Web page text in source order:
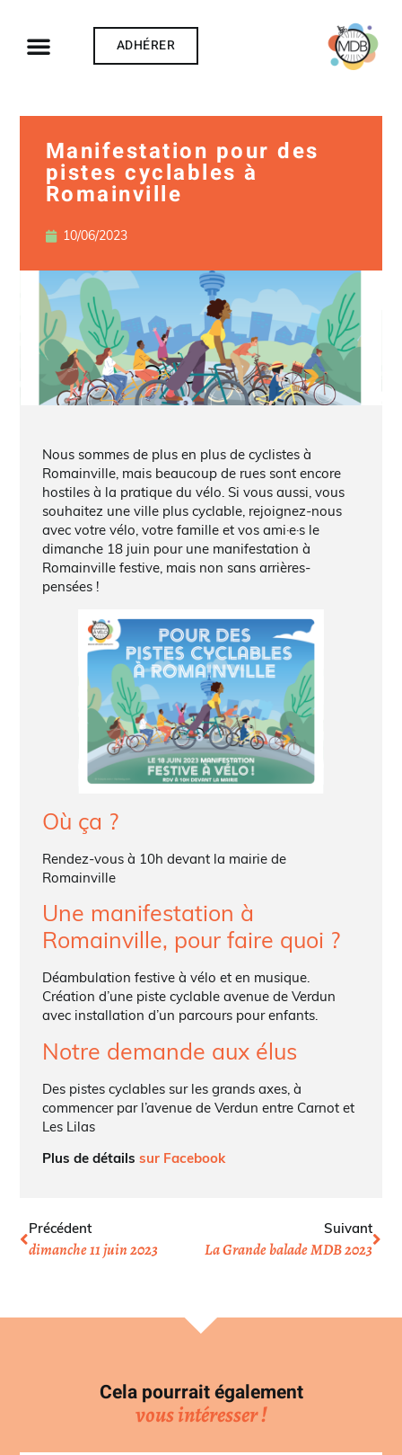
ADHÉRER
Manifestation pour des
pistes cyclables à
Romainville
10/06/2023
Nous sommes de plus en plus de cyclistes à
Romainville, mais beaucoup de rues sont encore
hostiles à la pratique du vélo. Si vous aussi, vous
souhaitez une ville plus cyclable, rejoignez-nous
avec votre vélo, votre famille et vos ami·e·s le
dimanche 18 juin pour une manifestation à
Romainville festive, mais non sans arrières-
pensées !
Où ça ?
Rendez-vous à 10h devant la mairie de
Romainville
Une manifestation à
Romainville, pour faire quoi ?
Déambulation festive à vélo et en musique.
Création d’une piste cyclable avenue de Verdun
avec installation d’un parcours pour enfants.
Notre demande aux élus
Des pistes cyclables sur les grands axes, à
commencer par l’avenue de Verdun entre Carnot et
Les Lilas
Plus de détails sur Facebook
Précédent
dimanche 11 juin 2023
Suivant
La Grande balade MDB 2023
Cela pourrait également
vous intéresser !